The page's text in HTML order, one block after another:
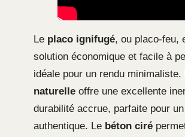
Le placo ignifugé, ou placo-feu,
solution économique et facile à
idéale pour un rendu minimaliste.
naturelle offre une excellente
durabilité accrue, parfaite pour
authentique. Le béton ciré